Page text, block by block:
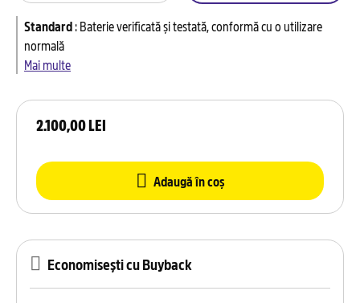
2.100,00 LEI
Adaugă în coș
Standard:Baterie verificată și testată, conformă cu o utilizare
normală
Mai multe
Economisești cu Buyback